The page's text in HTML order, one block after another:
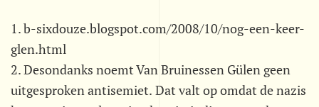
1. b-sixdouze.blogspot.com/2008/10/nog-een-keer-
glen.html
2. Desondanks noemt Van Bruinessen Gülen geen
uitgesproken antisemiet. Dat valt op omdat de nazis